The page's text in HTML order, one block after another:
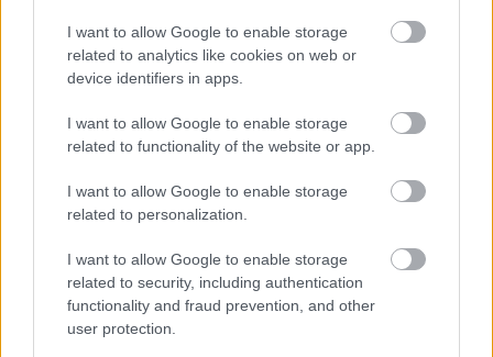
I want to allow Google to enable storage
related to analytics like cookies on web or
device identifiers in apps.
I want to allow Google to enable storage
related to functionality of the website or app.
I want to allow Google to enable storage
related to personalization.
I want to allow Google to enable storage
related to security, including authentication
functionality and fraud prevention, and other
user protection.